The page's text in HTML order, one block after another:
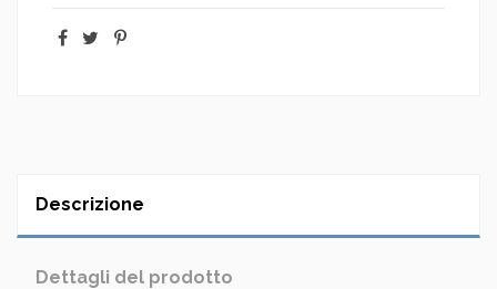
Descrizione
Dettagli del prodotto